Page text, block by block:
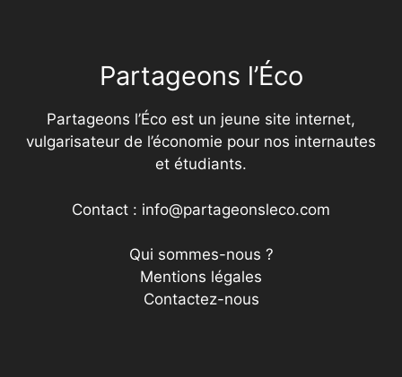
Partageons l’Éco
Partageons l’Éco est un jeune site internet,
vulgarisateur de l’économie pour nos internautes
et étudiants.
Contact : info@partageonsleco.com
Qui sommes-nous ?
Mentions légales
Contactez-nous